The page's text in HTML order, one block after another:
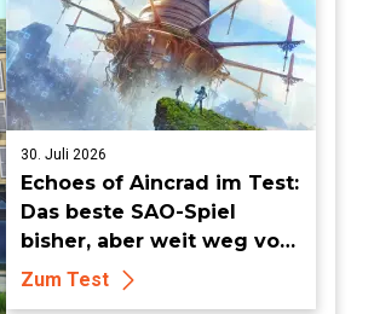
30. Juli 2026
Echoes of Aincrad im Test:
Das beste SAO-Spiel
bisher, aber weit weg vom
Meisterwerk
Zum Test